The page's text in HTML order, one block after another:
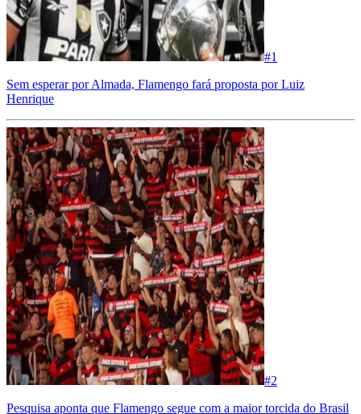
#1
Sem esperar por Almada, Flamengo fará proposta por Luiz
Henrique
#2
Pesquisa aponta que Flamengo segue com a maior torcida do Brasil